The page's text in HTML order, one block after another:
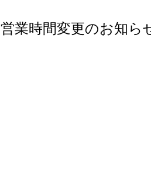
営業時間変更のお知ら